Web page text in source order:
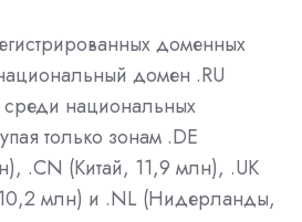
доменных
домен .RU
среди национальных
только зонам .DE
.CN (Китай, 11,9 млн), .UK
млн) и .NL (Нидерланды,